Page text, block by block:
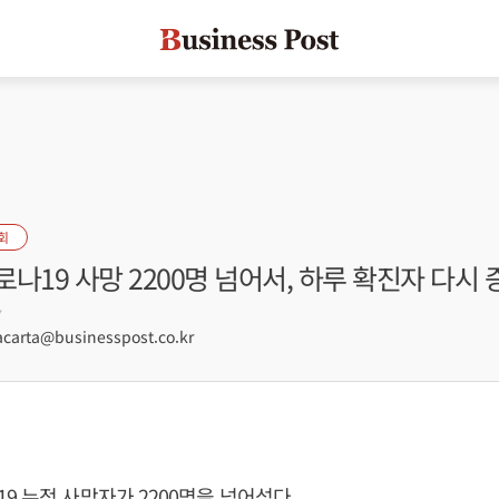
나19 사망 2200명 넘어서, 하루 확진자 다시